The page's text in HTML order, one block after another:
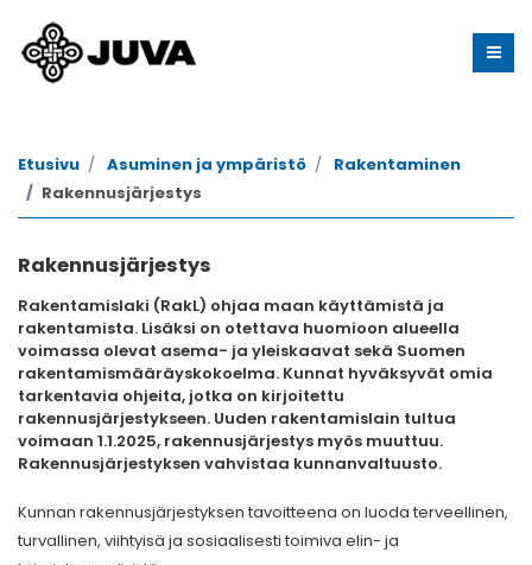
Etusivu Asuminen ja ympäristö
Rakentaminen
Rakennusjärjestys
Rakennusjärjestys
Rakentamislaki (RakL) ohjaa maan käyttämistä ja
rakentamista. Lisäksi on otettava huomioon alueella
voimassa olevat asema- ja yleiskaavat sekä Suomen
rakentamismääräyskokoelma. Kunnat hyväksyvät omia
tarkentavia ohjeita, jotka on kirjoitettu
rakennusjärjestykseen. Uuden rakentamislain tultua
voimaan 1.1.2025, rakennusjärjestys myös muuttuu.
Rakennusjärjestyksen vahvistaa kunnanvaltuusto.
Kunnan rakennusjärjestyksen tavoitteena on luoda terveellinen,
turvallinen, viihtyisä ja sosiaalisesti toimiva elin- ja